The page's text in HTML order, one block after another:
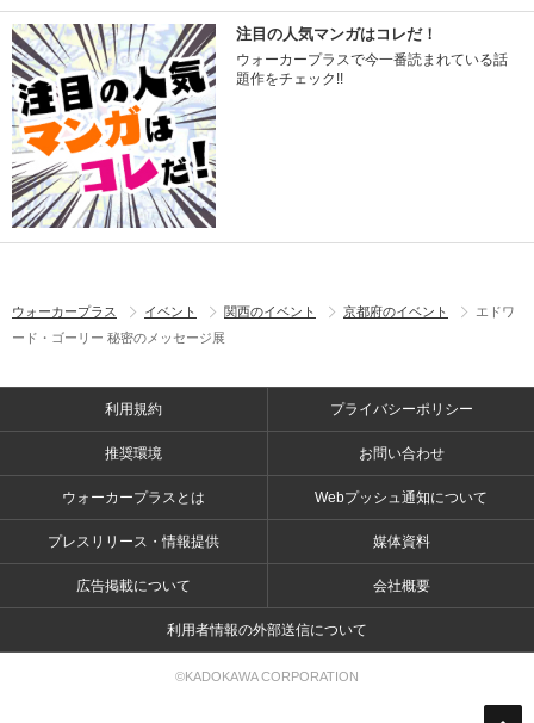
注目の人気マンガはコレだ！
ウォーカープラスで今一番読まれている話
題作をチェック!!
ウォーカープラス イベント 関西のイベント 京都府のイベント
エドワ
ード・ゴーリー 秘密のメッセージ展
利用規約 プライバシーポリシー
推奨環境 お問い合わせ
ウォーカープラスとは Webプッシュ通知について
プレスリリース・情報提供 媒体資料
広告掲載について 会社概要
利用者情報の外部送信について
©KADOKAWA CORPORATION